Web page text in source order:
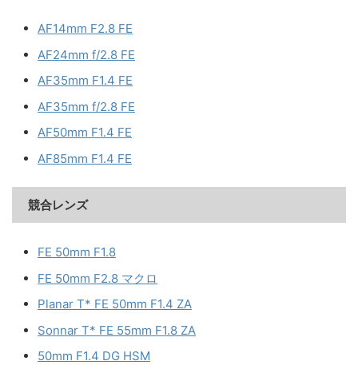
AF14mm F2.8 FE
AF24mm f/2.8 FE
AF35mm F1.4 FE
AF35mm f/2.8 FE
AF50mm F1.4 FE
AF85mm F1.4 FE
競合レンズ
FE 50mm F1.8
FE 50mm F2.8 マクロ
Planar T* FE 50mm F1.4 ZA
Sonnar T* FE 55mm F1.8 ZA
50mm F1.4 DG HSM